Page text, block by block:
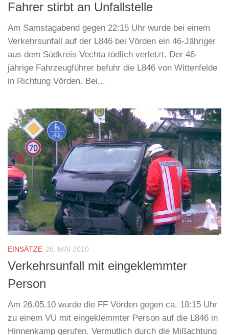
Fahrer stirbt an Unfallstelle
Am Samstagabend gegen 22:15 Uhr wurde bei einem
Verkehrsunfall auf der L846 bei Vörden ein 46-Jähriger
aus dem Südkreis Vechta tödlich verletzt. Der 46-
jährige Fahrzeugführer befuhr die L846 von Wittenfelde
in Richtung Vörden. Bei...
EINSÄTZE 26. MAI 2010
Verkehrsunfall mit eingeklemmter
Person
Am 26.05.10 wurde die FF Vörden gegen ca. 18:15 Uhr
zu einem VU mit eingeklemmter Person auf die L846 in
Hinnenkamp gerufen. Vermutlich durch die Mißachtung